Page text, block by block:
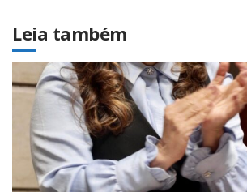
Leia também